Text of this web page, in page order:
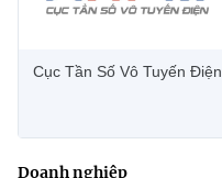
Cục Tần Số Vô Tuyến Điện
Doanh nghiệp